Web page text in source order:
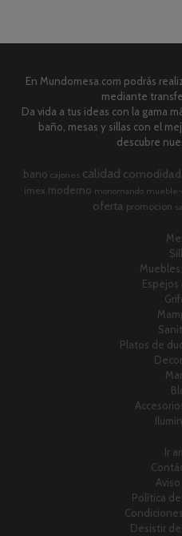
En Mundomesa.com podrás
mediante
Da vida a tus ideas con la gama
baño, mesas y sillas con el
descubre
bano cajones calidad comodidad
imex moderno monomando
oferta promocion
Platos de
Ir
Política
Desistir